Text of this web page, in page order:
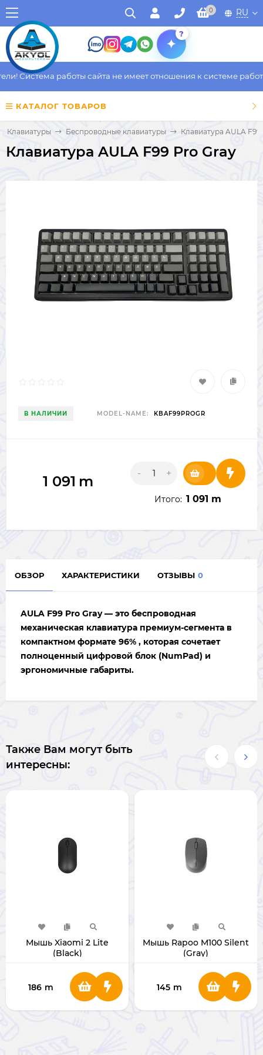
0 RU
?
Система работы сайта не имеет отношения к системе
КАТАЛОГ ТОВАРОВ
Клавиатуры Беспроводные клавиатуры Клавиатура AULA F99
Клавиатура AULA F99 Pro Gray
В НАЛИЧИИ MODEL-NAME: KBAF99PROGR
1 091 m - +
Итого: 1 091 m
ОБЗОР ХАРАКТЕРИСТИКИ ОТЗЫВЫ 0
AULA F99 Pro Gray — это беспроводная
механическая клавиатура премиум-сегмента в
компактном формате 96% , которая сочетает
полноценный цифровой блок (NumPad) и
эргономичные габариты.
Также Вам могут быть
интересны:
Мышь Xiaomi 2 Lite
(Black)
186 m
Мышь Rapoo M100 Silent
(Gray)
145 m